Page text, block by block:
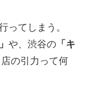
ってしまう。
や、渋谷の 「キ
の引力って何